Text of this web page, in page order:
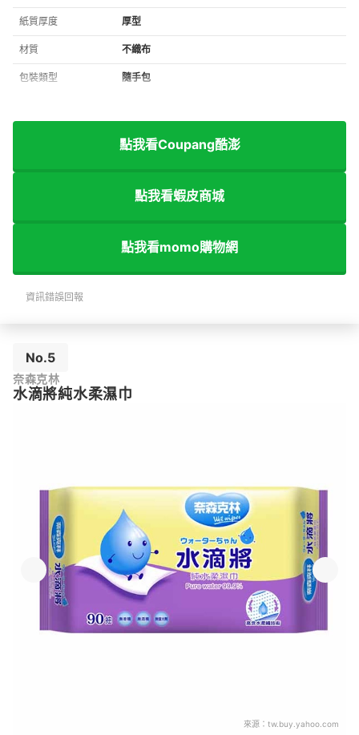
紙質厚度 厚型
材質 不織布
包裝類型 隨手包
點我看Coupang酷澎
點我看蝦皮商城
點我看momo購物網
資訊錯誤回報
No.5
奈森克林
水滴將純水柔濕巾
來源： tw.buy.yahoo.com